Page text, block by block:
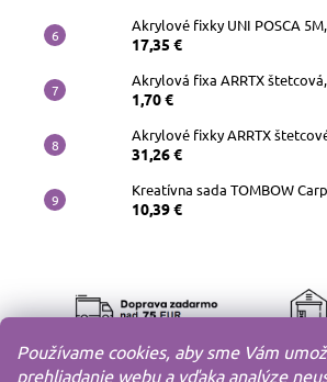
Používame cookies, aby sme Vám
prehliadanie webu a vďaka analýze
Akrylové fixky UNI POSCA
17,35 €
Akrylová fixa ARRTX
1,70 €
Akrylové fixky ARRTX
31,26 €
Kreatívna sada TOMBOW
10,39 €